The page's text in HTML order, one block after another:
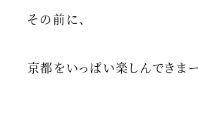
その前に、
京都をいっぱい楽しんできまー